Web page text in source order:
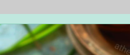
업소알바 업소구인